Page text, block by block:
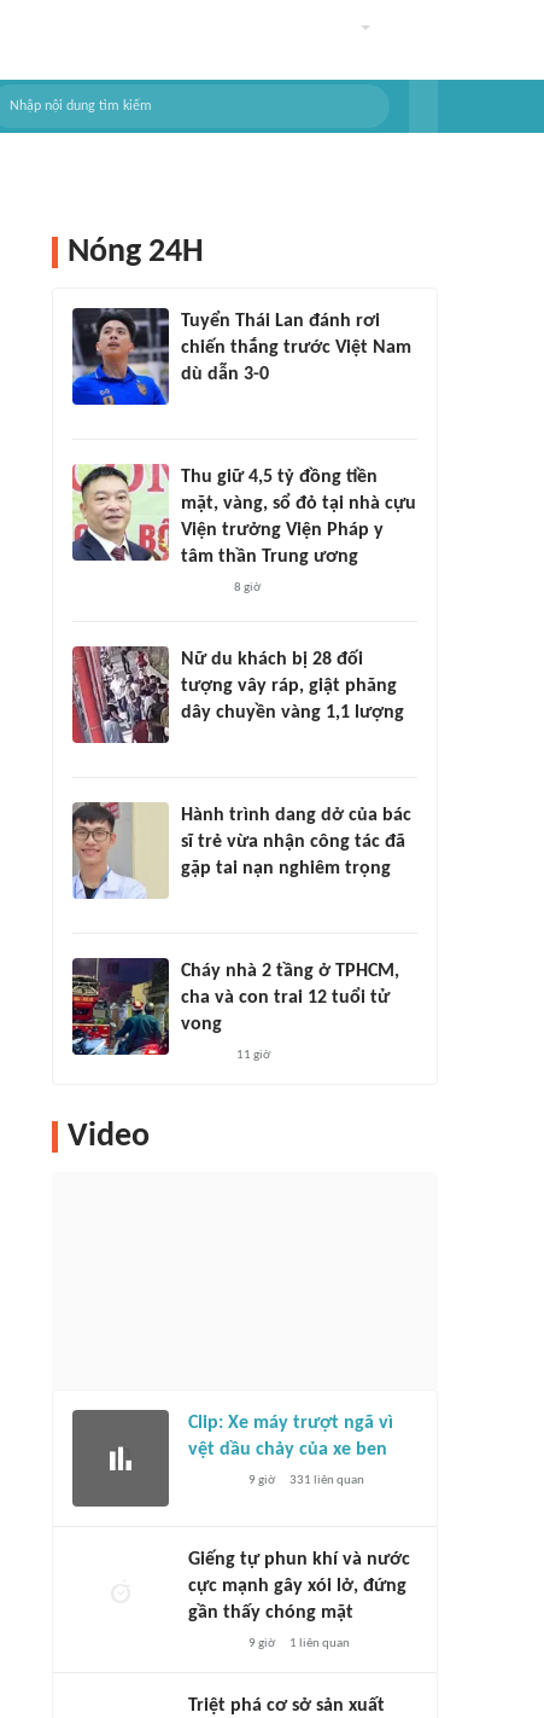
Nóng 24H
Tuyển Thái Lan đánh rơi
chiến thắng trước Việt Nam
dù dẫn 3-0
Thu giữ 4,5 tỷ đồng tiền
mặt, vàng, sổ đỏ tại nhà cựu
Viện trưởng Viện Pháp y
tâm thần Trung ương
8 giờ
Nữ du khách bị 28 đối
tượng vây ráp, giật phăng
dây chuyền vàng 1,1 lượng
Hành trình dang dở của bác
sĩ trẻ vừa nhận công tác đã
gặp tai nạn nghiêm trọng
Cháy nhà 2 tầng ở TPHCM,
cha và con trai 12 tuổi tử
vong
11 giờ
Video
Clip: Xe máy trượt ngã vì
vệt dầu chảy của xe ben
9 giờ 331 liên quan
Giếng tự phun khí và nước
cực mạnh gây xói lở, đứng
gần thấy chóng mặt
9 giờ 1 liên quan
Triệt phá cơ sở sản xuất